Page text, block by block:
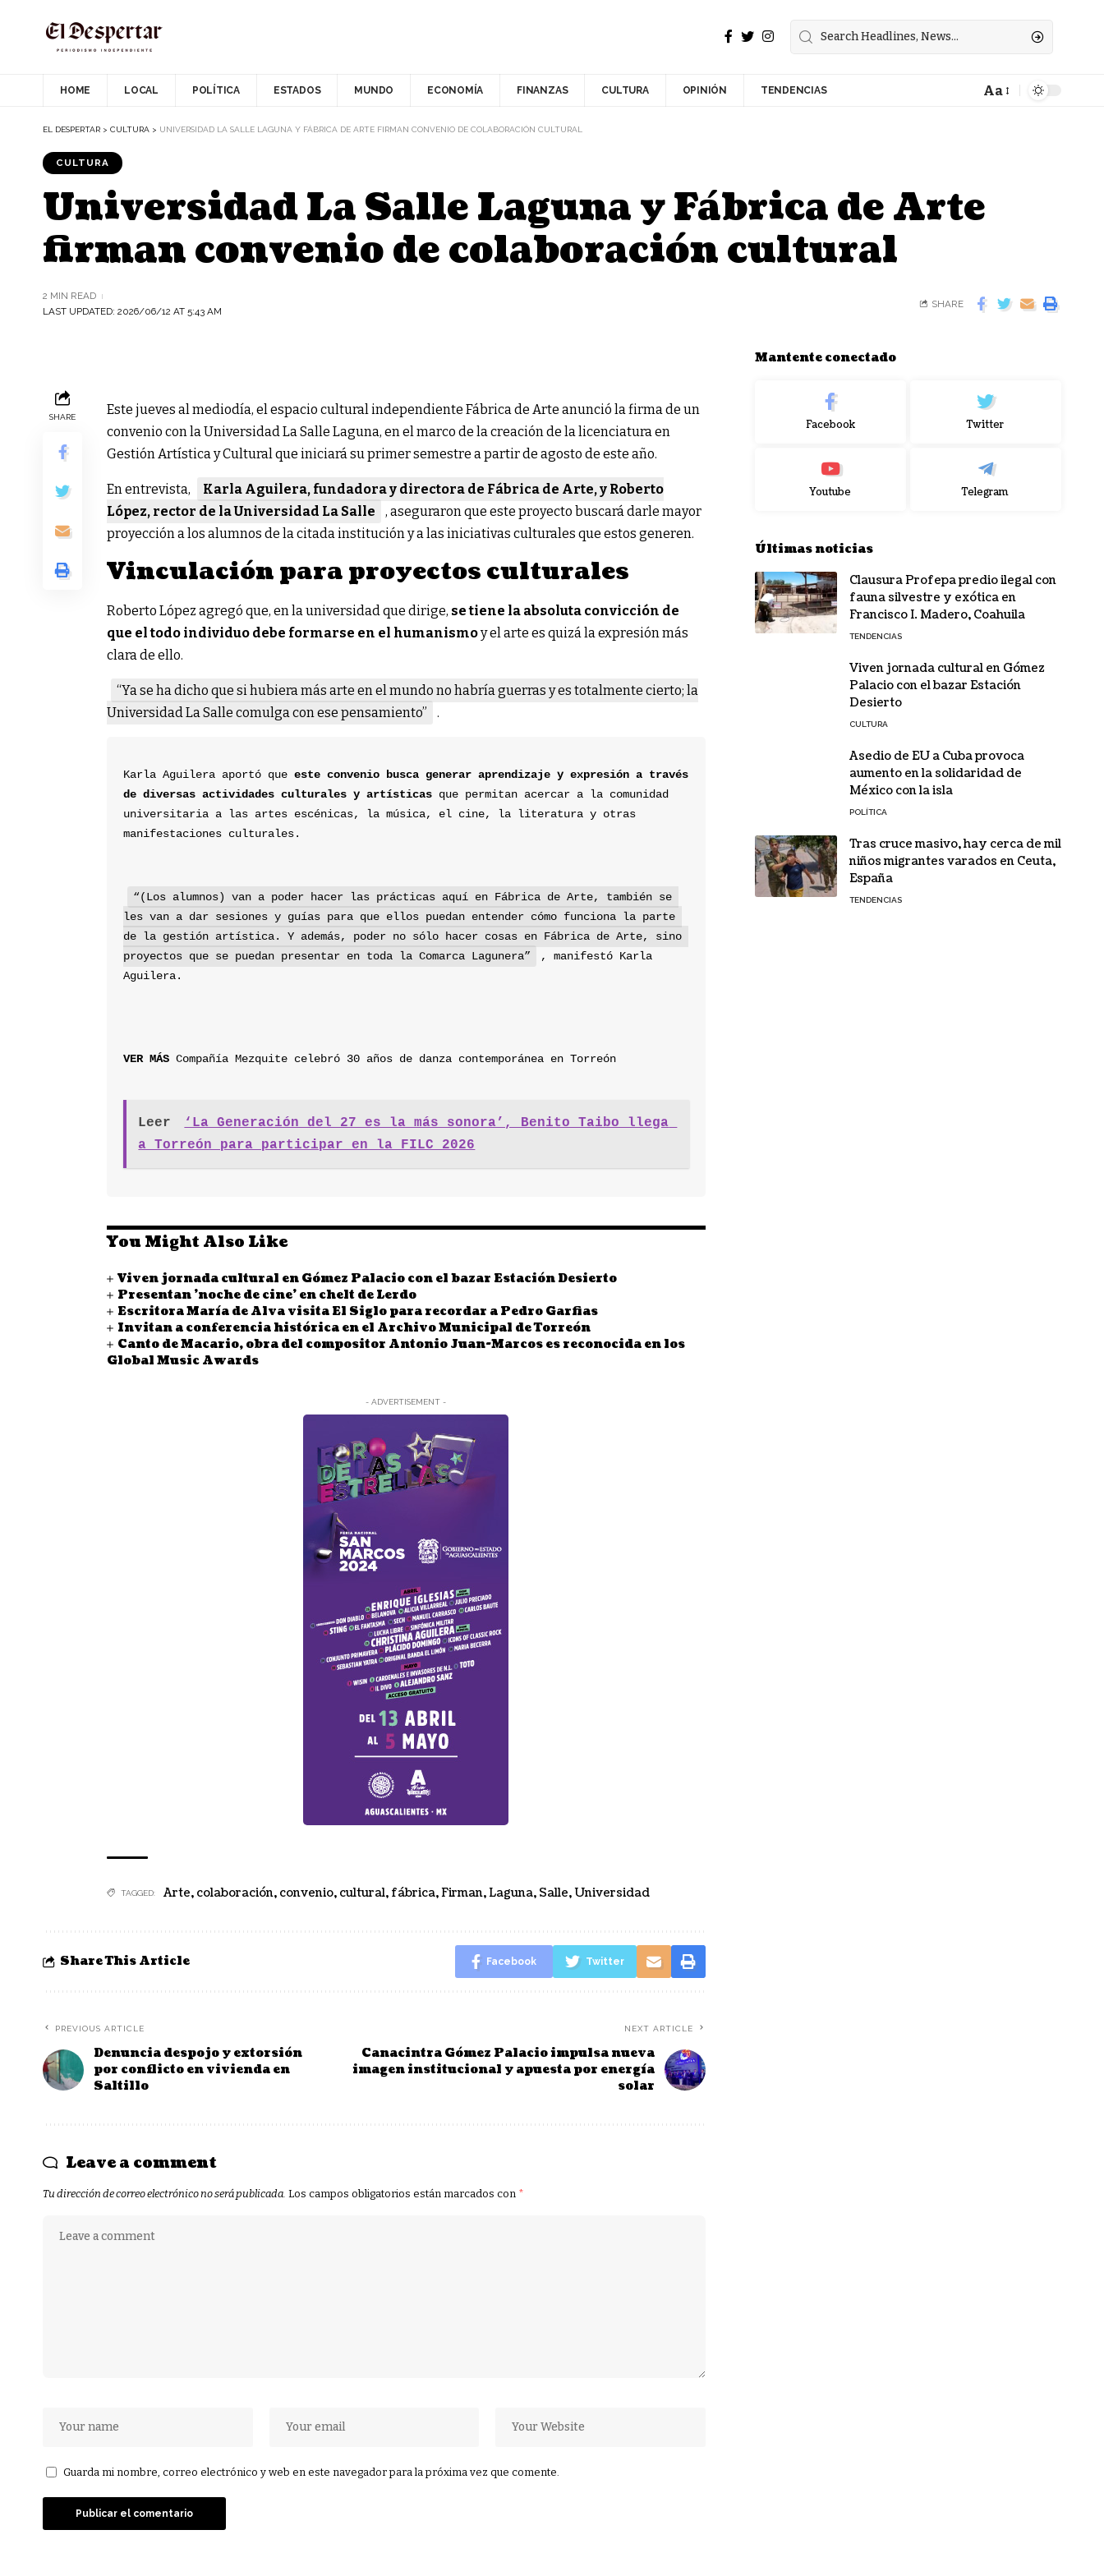
HOME LOCAL POLÍTICA ESTADOS MUNDO ECONOMÍA FINANZAS CULTURA OPINIÓN TENDENCIAS Aa
EL DESPERTAR > CULTURA > UNIVERSIDAD LA SALLE LAGUNA Y FÁBRICA DE ARTE FIRMAN CONVENIO DE COLABORACIÓN CULTURAL
CULTURA
Universidad La Salle Laguna y Fábrica de Arte
firman convenio de colaboración cultural
LAST UPDATED: 2026/06/12 AT 5:43 AM
2 MIN READ
SHARE
SHARE
Este jueves al mediodía, el espacio cultural independiente Fábrica de Arte anunció la firma de un
convenio con la Universidad La Salle Laguna, en el marco de la creación de la licenciatura en
Gestión Artística y Cultural que iniciará su primer semestre a partir de agosto de este año.
En entrevista,
Karla Aguilera, fundadora y directora de Fábrica de Arte, y Roberto
López, rector de la Universidad La Salle
, aseguraron que este proyecto buscará darle mayor
proyección a los alumnos de la citada institución y a las iniciativas culturales que estos generen.
Vinculación para proyectos culturales
Roberto López agregó que, en la universidad que dirige, se tiene la absoluta convicción de
que el todo individuo debe formarse en el humanismoy el arte es quizá la expresión más
clara de ello.
“Ya se ha dicho que si hubiera más arte en el mundo no habría guerras y es totalmente cierto; la
Universidad La Salle comulga con ese pensamiento”
.
Karla Aguilera aportó que este convenio busca generar aprendizaje y expresión a través
de diversas actividades culturales y artísticas que permitan acercar a la comunidad
universitaria a las artes escénicas, la música, el cine, la literatura y otras
manifestaciones culturales.
“(Los alumnos) van a poder hacer las prácticas aquí en Fábrica de Arte, también se
les van a dar sesiones y guías para que ellos puedan entender cómo funciona la parte
de la gestión artística. Y además, poder no sólo hacer cosas en Fábrica de Arte, sino
proyectos que se puedan presentar en toda la Comarca Lagunera”
, manifestó Karla
Aguilera.
VER MÁS Compañía Mezquite celebró 30 años de danza contemporánea en Torreón
Leer
‘La Generación del 27 es la más sonora’, Benito Taibo llega
a Torreón para participar en la FILC 2026
You Might Also Like
Viven jornada cultural en Gómez Palacio con el bazar Estación Desierto
Presentan 'noche de cine' en chelt de Lerdo
Escritora María de Alva visita El Siglo para recordar a Pedro Garfias
Invitan a conferencia histórica en el Archivo Municipal de Torreón
Canto de Macario, obra del compositor Antonio Juan-Marcos es reconocida en los
Global Music Awards
- ADVERTISEMENT -
TAGGED: Arte, colaboración, convenio, cultural, fábrica,Firman,Laguna, Salle,Universidad
Share This Article Facebook Twitter
PREVIOUS ARTICLE
Denuncia despojo y extorsión
por conflicto en vivienda en
Saltillo
NEXT ARTICLE
Canacintra Gómez Palacio impulsa nueva
imagen institucional y apuesta por energía
solar
Leave a comment
Tu dirección de correo electrónico no será publicada. Los campos obligatorios están marcados con *
Guarda mi nombre, correo electrónico y web en este navegador para la próxima vez que comente.
Mantente conectado
Facebook Twitter
Youtube Telegram
Últimas noticias
Clausura Profepa predio ilegal con
fauna silvestre y exótica en
Francisco I. Madero, Coahuila
TENDENCIAS
Viven jornada cultural en Gómez
Palacio con el bazar Estación
Desierto
CULTURA
Asedio de EU a Cuba provoca
aumento en la solidaridad de
México con la isla
POLÍTICA
Tras cruce masivo, hay cerca de mil
niños migrantes varados en Ceuta,
España
TENDENCIAS